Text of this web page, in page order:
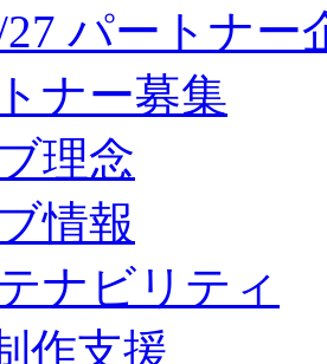
27 パートナー
ナー募集
理念
情報
ナビリティ
作支援